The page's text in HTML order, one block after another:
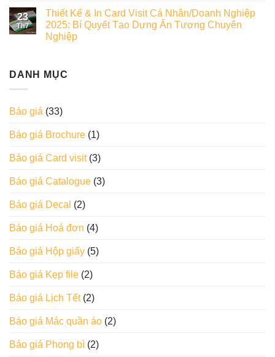
23
Th7
Thiết Kế & In Card Visit Cá Nhân/Doanh Nghiệp
2025: Bí Quyết Tạo Dựng Ấn Tượng Chuyên
Nghiệp
DANH MỤC
Báo giá (33)
Báo giá Brochure (1)
Báo giá Card visit(3)
Báo giá Catalogue (3)
Báo giá Decal (2)
Báo giá Hoá đơn (4)
Báo giá Hộp giấy (5)
Báo giá Kẹp file (2)
Báo giá Lịch Tết(2)
Báo giá Mác quần áo (2)
Báo giá Phong bì (2)